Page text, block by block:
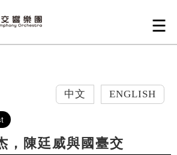
中文 ENGLISH
，陳廷威與國臺交